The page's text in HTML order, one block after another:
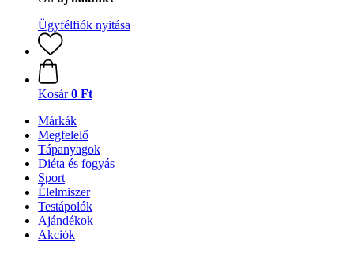
Ügyfélfiók nyitása
Kosár 0 Ft
Márkák
Megfelelő
Tápanyagok
Diéta és fogyás
Sport
Élelmiszer
Testápolók
Ajándékok
Akciók